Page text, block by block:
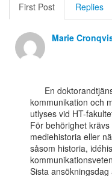
First Post Replies
Marie
kommunikation och
utlyses vid HT-
För behörighet
mediehistoria eller
såsom historia,